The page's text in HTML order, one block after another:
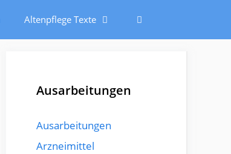
Altenpflege Texte
Ausarbeitungen
Ausarbeitungen
Arzneimittel